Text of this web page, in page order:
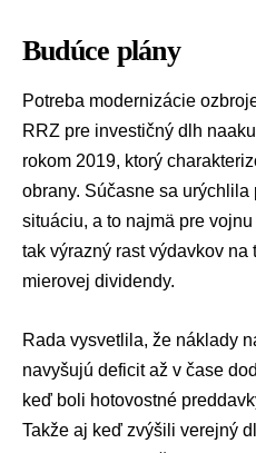
Budúce plány
Potreba modernizácie
RRZ pre investičný dlh
rokom 2019, ktorý
obrany. Súčasne sa
situáciu, a to najmä pre
tak výrazný rast výdavkov na
mierovej dividendy.
Rada vysvetlila, že náklady
navyšujú deficit až v čase
keď boli hotovostné
Takže aj keď zvýšili verejný